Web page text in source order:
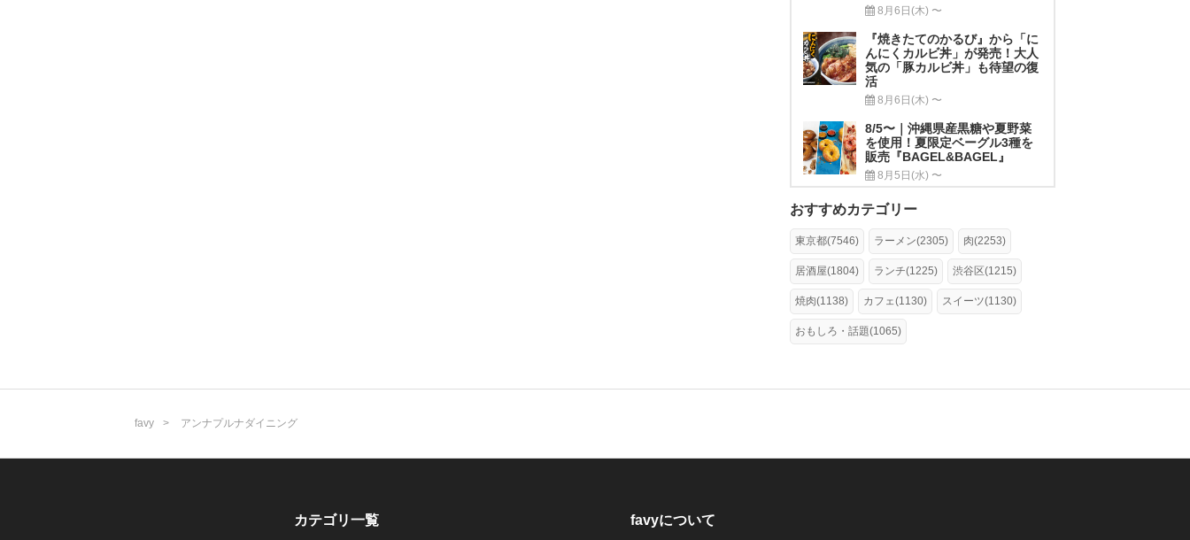
8月6日(木) 〜
『焼きたてのかるび』から「に
んにくカルビ丼」が発売！大人
気の「豚カルビ丼」も待望の復
活
8月6日(木) 〜
8/5〜｜沖縄県産黒糖や夏野菜
を使用！夏限定ベーグル3種を
販売『BAGEL&BAGEL』
8月5日(水) 〜
おすすめカテゴリー
東京都(7546) ラーメン(2305) 肉(2253)
居酒屋(1804) ランチ(1225) 渋谷区(1215)
焼肉(1138) カフェ(1130) スイーツ(1130)
おもしろ・話題(1065)
favy アンナプルナダイニング
カテゴリ一覧 favyについて